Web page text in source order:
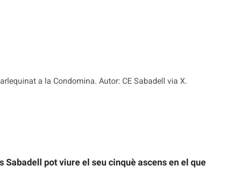
a la Condomina. Autor: CE Sabadell via X.
Sabadell pot viure el seu cinquè ascens en el que